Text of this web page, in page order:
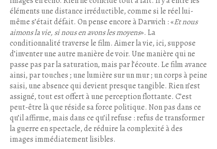
éléments une distance irréductible, comme si le réel lui-
même s’était défait. On pense encore à Darwich : «Et nous
aimons la vie, si nous en avons les moyens». La
conditionnalité traverse le film. Aimer la vie, ici, suppose
d’inventer une autre manière de voir. Une manière qui ne
passe pas par la saturation, mais par l’écoute. Le film avance
ainsi, par touches ; une lumière sur un mur ; un corps à peine
saisi, une absence qui devient presque tangible. Rien n’est
assigné, tout est offert à une perception flottante. C’est
peut-être là que réside sa force politique. Non pas dans ce
qu’il affirme, mais dans ce qu’il refuse : refus de transformer
la guerre en spectacle, de réduire la complexité à des
images immédiatement lisibles.